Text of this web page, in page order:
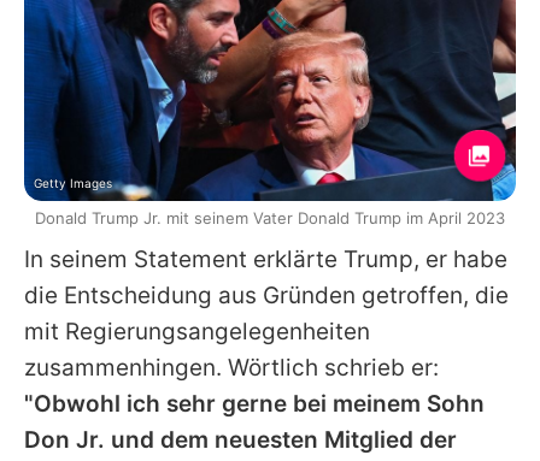
In seinem Statement erklärte Trump, er habe
die Entscheidung aus Gründen getroffen, die
mit Regierungsangelegenheiten
zusammenhingen. Wörtlich schrieb er:
"Obwohl ich sehr gerne bei meinem Sohn
Don Jr. und dem neuesten Mitglied der
Getty Images
Donald Trump Jr. mit seinem Vater Donald Trump im April 2023